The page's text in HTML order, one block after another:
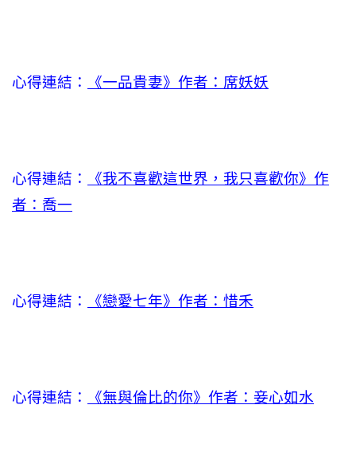
心得連結： 《一品貴妻》作者：席妖妖
心得連結：
《我不喜歡這世界，我只喜歡你》作
者：喬一
心得連結： 《戀愛七年》作者：惜禾
心得連結： 《無與倫比的你》作者：妾心如水